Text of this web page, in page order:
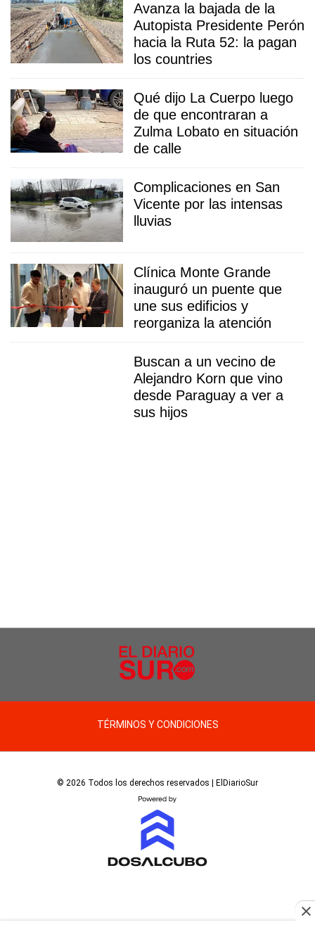
Avanza la bajada de la
Autopista Presidente Perón
hacia la Ruta 52: la pagan
los countries
Qué dijo La Cuerpo luego
de que encontraran a
Zulma Lobato en situación
de calle
Complicaciones en San
Vicente por las intensas
lluvias
Clínica Monte Grande
inauguró un puente que
une sus edificios y
reorganiza la atención
Buscan a un vecino de
Alejandro Korn que vino
desde Paraguay a ver a
sus hijos
TÉRMINOS Y CONDICIONES
© 2026 Todos los derechos reservados | ElDiarioSur